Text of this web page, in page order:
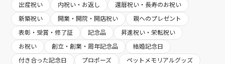
出産祝い
内祝い・お返し
還暦祝い・長寿のお祝い
新築祝い
開業・開院・開店祝い
親へのプレゼント
表彰・受賞・修了証
記念品
昇進祝い・栄転祝い
お祝い
創立・創業・周年記念品
結婚記念日
付き合った記念日
プロポーズ
ペットメモリアルグッズ